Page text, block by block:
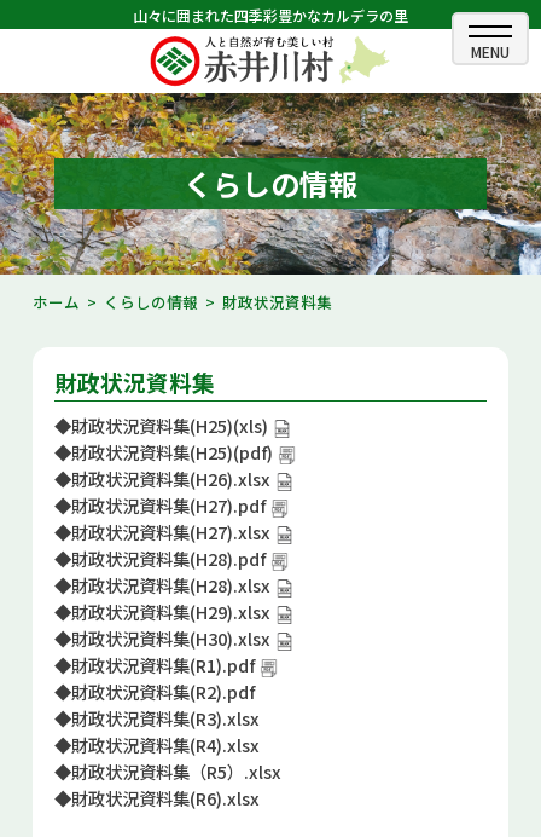
山々に囲まれた四季彩豊かなカルデラの里
ホーム
むらのできごと
むらのプロフィール
くらしの情報
ふるさと納税
観光・イベント情報
あかいがわ広報
お問い合せ
Select Language
くらしの情報
ホーム くらしの情報 財政状況資料集
財政状況資料集
◆財政状況資料集(H25)(xls)
◆財政状況資料集(H25)(pdf)
◆財政状況資料集(H26).xlsx
◆財政状況資料集(H27).pdf
◆財政状況資料集(H27).xlsx
◆財政状況資料集(H28).pdf
◆財政状況資料集(H28).xlsx
◆財政状況資料集(H29).xlsx
◆財政状況資料集(H30).xlsx
◆財政状況資料集(R1).pdf
◆財政状況資料集(R2).pdf
◆財政状況資料集(R3).xlsx
◆財政状況資料集(R4).xlsx
◆財政状況資料集（R5）.xlsx
◆財政状況資料集(R6).xlsx